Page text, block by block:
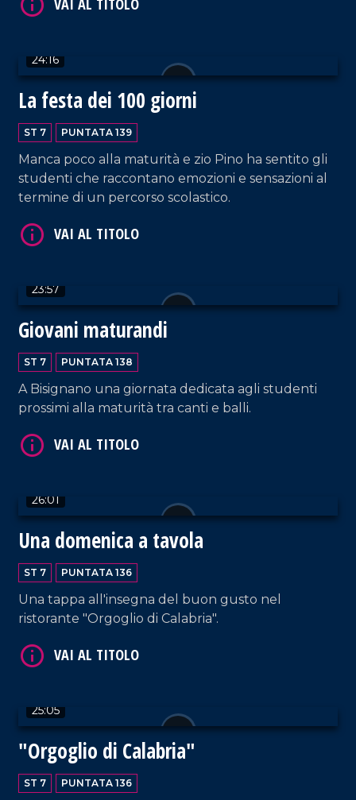
24:16
La festa dei 100 giorni
ST 7 PUNTATA 139
Manca poco alla maturità e zio Pino ha sentito gli
studenti che raccontano emozioni e sensazioni al
termine di un percorso scolastico.
23:57
Giovani maturandi
ST 7 PUNTATA 138
A Bisignano una giornata dedicata agli studenti
prossimi alla maturità tra canti e balli.
26:01
Una domenica a tavola
ST 7 PUNTATA 136
Una tappa all'insegna del buon gusto nel
ristorante "Orgoglio di Calabria".
25:05
"Orgoglio di Calabria"
ST 7 PUNTATA 136
VAI AL TITOLO
VAI AL TITOLO
VAI AL TITOLO